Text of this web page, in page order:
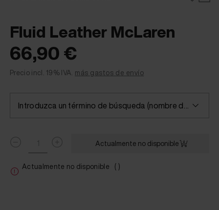
Fluid Leather McLaren
66,90 €
Precio incl. 19% IVA. más gastos de envío
Introduzca un término de búsqueda (nombre del color/fabricante) o seleccione un color
Actualmente no disponible
Actualmente no disponible ( )